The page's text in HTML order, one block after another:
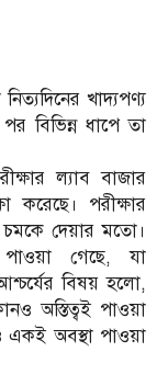
খাদ্যপণ্য
বিভিন্ন ধাপে তা
ল্যাব বাজার
করেছে। পরীক্ষার
দেয়ার মতো।
পাওয়া গেছে, যা
বিষয় হলো,
অস্তিত্বই পাওয়া
একই অবস্থা পাওয়া